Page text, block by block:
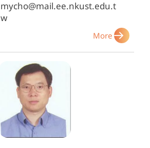
mycho@mail.ee.nkust.edu.t
w
More